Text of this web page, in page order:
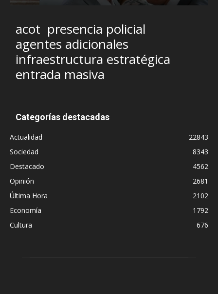
acot presencia policial
agentes adicionales
infraestructura estratégica
entrada masiva
Categorías destacadas
Actualidad
22843
Sociedad
8343
Destacado
4562
Opinión
2681
Última Hora
2102
Economía
1792
Cultura
676